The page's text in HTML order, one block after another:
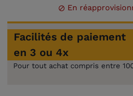
 En
Facilités de paiement
en 3 ou 4x
Pour tout achat compris entre